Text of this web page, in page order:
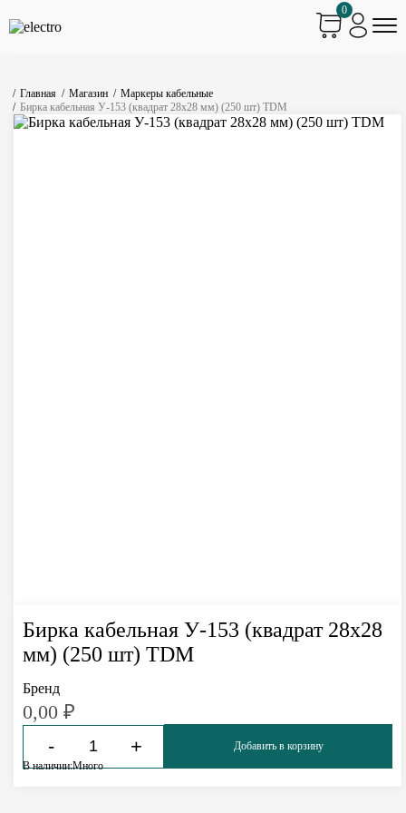
0
Главная Магазин
Маркеры кабельные
Бирка кабельная У-153 (квадрат 28х28 мм) (250 шт) TDM
Бирка кабельная У-153 (квадрат 28х28
мм) (250 шт) TDM
Бренд
0,00 ₽
-
+
Добавить в корзину
В наличии:Много